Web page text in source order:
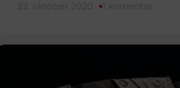
22. október 2020 1 komentár